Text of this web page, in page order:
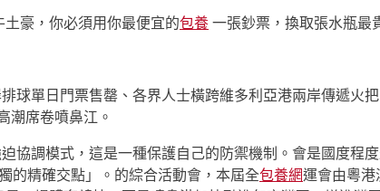
豪，你必須用你最便宜的包養 一張鈔票，換取張水瓶最
球單日門票售罄、各界人士橫跨維多利亞港兩岸傳遞
潮席卷噴鼻江。
協調模式，這是一種保護自己的防禦機制。會是國度程
的精確交點」。的綜合活動會，本屆全包養網運會由粵港